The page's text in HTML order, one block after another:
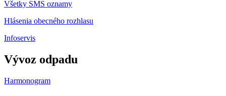
Všetky SMS oznamy
Hlásenia obecného rozhlasu
Infoservis
Vývoz odpadu
Harmonogram